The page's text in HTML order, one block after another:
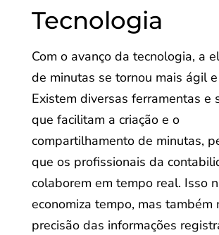
Tecnologia
Com o avanço da tecnologia, a
de minutas se tornou mais ágil
Existem diversas ferramentas e
que facilitam a criação e o
compartilhamento de minutas,
que os profissionais da
colaborem em tempo real. Isso
economiza tempo, mas também
precisão das informações